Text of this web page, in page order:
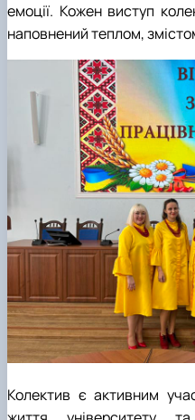
емоції. Кожен виступ
наповнений теплом,
Колектив є активним